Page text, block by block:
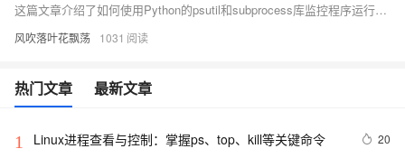
这篇文章介绍了如何使用Python的psutil和subprocess库监控程序运行情况，并在程序异常时自动重启，包括多进程通信和使用日志文件进行断点重续的方法。
风吹落叶花飘荡 1031
热门文章 最新文章
1 Linux进程查看与控制：掌握ps、top、kill等关键命令 20